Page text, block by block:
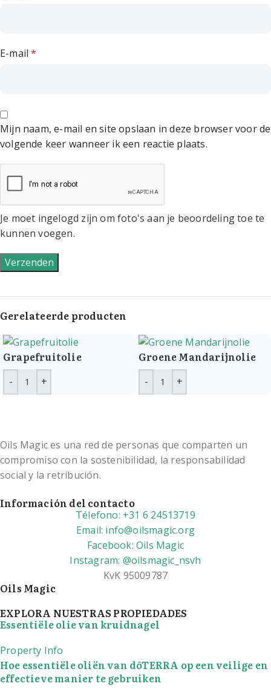
E-mail*
Mijn naam, e-mail en site opslaan in deze browser voor de
volgende keer wanneer ik een reactie plaats.
Je moet ingelogd zijn om foto's aan je beoordeling toe te
kunnen voegen.
Gerelateerde producten
Grapefruitolie Groene Mandarijnolie
Oils Magic es una red de personas que comparten un
compromiso con la sostenibilidad, la responsabilidad
social y la retribución.
Información del contacto
Télefono: +31 6 24513719
Email: info@oilsmagic.org
Facebook: Oils Magic
Instagram: @oilsmagic_nsvh
KvK 95009787
Oils Magic
EXPLORA NUESTRAS PROPIEDADES
Essentiële olie van kruidnagel
Property Info
Hoe essentiële oliën van dōTERRA op een veilige en
effectieve manier te gebruiken